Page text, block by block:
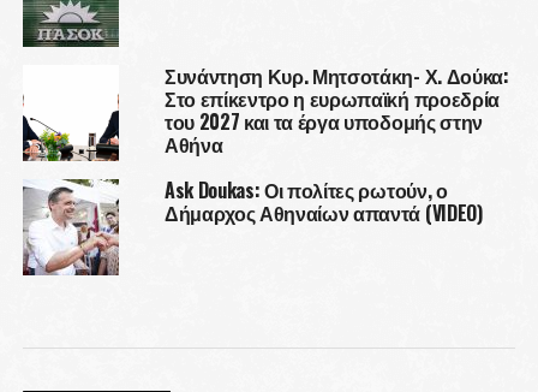
Συνάντηση Κυρ. Μητσοτάκη- Χ. Δούκα:
Στο επίκεντρο η ευρωπαϊκή προεδρία
του 2027 και τα έργα υποδομής στην
Αθήνα
Ask Doukas: Οι πολίτες ρωτούν, ο
Δήμαρχος Αθηναίων απαντά (VIDEO)